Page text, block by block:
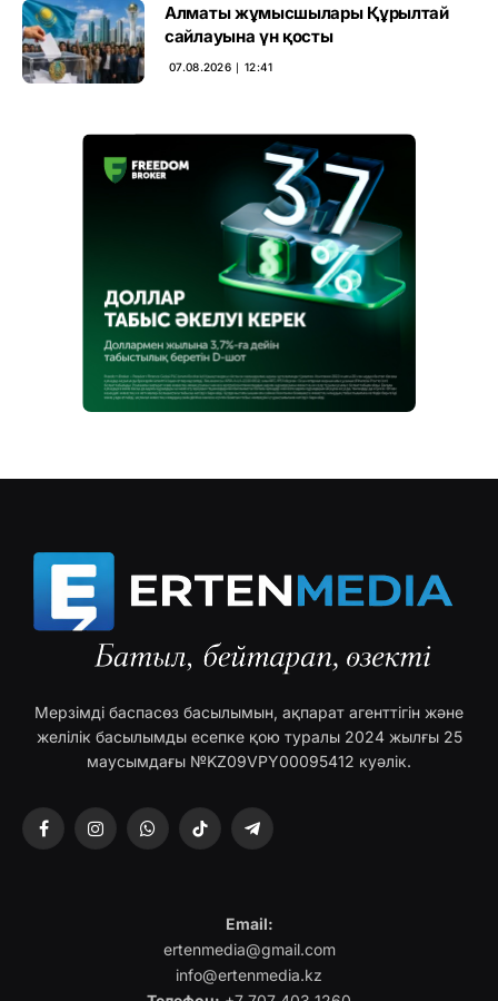
Алматы жұмысшылары Құрылтай
сайлауына үн қосты
07.08.2026 ∣ 12:41
Мерзімді баспасөз басылымын, ақпарат агенттігін және
желілік басылымды есепке қою туралы 2024 жылғы 25
маусымдағы №KZ09VPY00095412 куәлік.
FacebookInstagramWhatsAppTikTok Telegram
Email:
ertenmedia@gmail.com
info@ertenmedia.kz